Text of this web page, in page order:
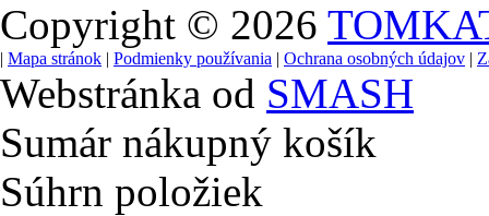
Copyright © 2026
| Mapa stránok | Podmienky používania | Ochrana osobných údajov |
Webstránka od SMASH
Sumár nákupný košík
Súhrn položiek